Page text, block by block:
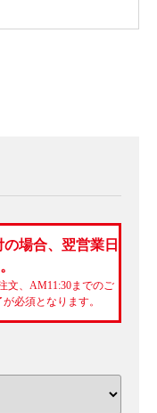
場合、翌営業日
文、AM11:30までのご
必須となります。